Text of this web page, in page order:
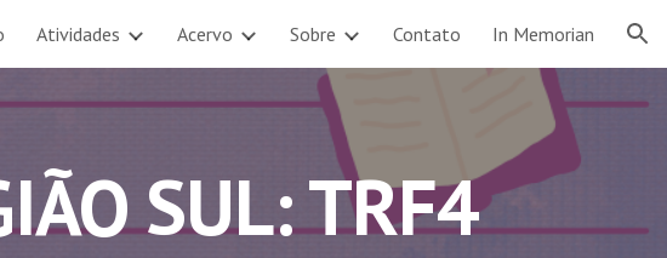
to navigation
Atividades Acervo Sobre Contato In Memorian
SUL: TRF4